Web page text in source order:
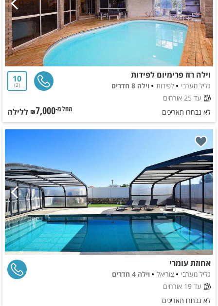
וילה רוז פרימיום לפידות
גליל מערבי לפידות
וילה 8 חדרים
עד 25 אורחים
10
2
לא נבחרו תאריכים החל מ-₪7,000 ללילה
אחוזת עומרי
גליל מערבי צוריאל
וילה 4 חדרים
עד 19 אורחים
לא נבחרו תאריכים